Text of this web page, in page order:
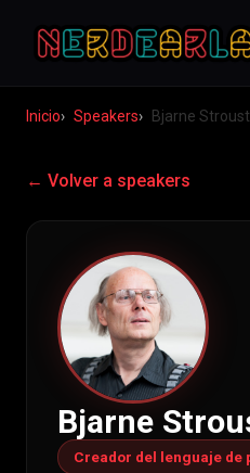
Inicio Speakers Bjarne
← Volver a speakers
Bjarne
Creador del lenguaje de